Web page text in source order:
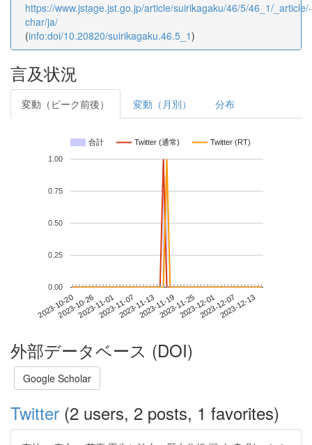
https://www.jstage.jst.go.jp/article/suirikagaku/46/5/46_1/_article/-
char/ja/
(info:doi/10.20820/suirikagaku.46.5_1)
言及状況
変動（ピーク前後） 変動（月別） 分布
合計 Twitter (通常) Twitter (RT)
2023-10-202023-10-262023-11-012023-11-072023-11-132023-11-192023-11-252023-12-012023-12-072023-12-13
0.00
0.25
0.50
0.75
1.00
外部データベース (DOI)
Google Scholar
Twitter (2 users, 2 posts, 1 favorites)